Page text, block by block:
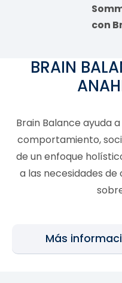
con
BRAIN
Brain Balance ayuda
comportamiento,
de un enfoque
a las necesidades
Más